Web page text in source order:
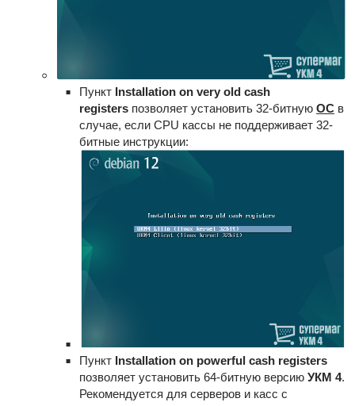
Пункт Installation on very old cash
registersпозволяет установить 32-битную ОС в
случае, если CPU кассы не поддерживает 32-
битные инструкции:
Пункт Installation on powerful cash registers
позволяет установить 64-битную версию УКМ 4.
Рекомендуется для серверов и касс с